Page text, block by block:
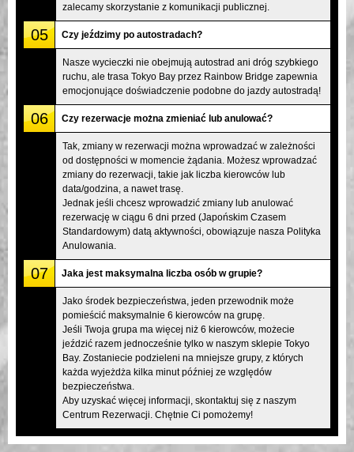
zalecamy skorzystanie z komunikacji publicznej.
05 Czy jeździmy po autostradach?
Nasze wycieczki nie obejmują autostrad ani dróg szybkiego
ruchu, ale trasa Tokyo Bay przez Rainbow Bridge zapewnia
emocjonujące doświadczenie podobne do jazdy autostradą!
06 Czy rezerwacje można zmieniać lub anulować?
Tak, zmiany w rezerwacji można wprowadzać w zależności
od dostępności w momencie żądania. Możesz wprowadzać
zmiany do rezerwacji, takie jak liczba kierowców lub
data/godzina, a nawet trasę.
Jednak jeśli chcesz wprowadzić zmiany lub anulować
rezerwację w ciągu 6 dni przed (Japońskim Czasem
Standardowym) datą aktywności, obowiązuje nasza Polityka
Anulowania.
07 Jaka jest maksymalna liczba osób w grupie?
Jako środek bezpieczeństwa, jeden przewodnik może
pomieścić maksymalnie 6 kierowców na grupę.
Jeśli Twoja grupa ma więcej niż 6 kierowców, możecie
jeździć razem jednocześnie tylko w naszym sklepie Tokyo
Bay. Zostaniecie podzieleni na mniejsze grupy, z których
każda wyjeżdża kilka minut później ze względów
bezpieczeństwa.
Aby uzyskać więcej informacji, skontaktuj się z naszym
Centrum Rezerwacji. Chętnie Ci pomożemy!